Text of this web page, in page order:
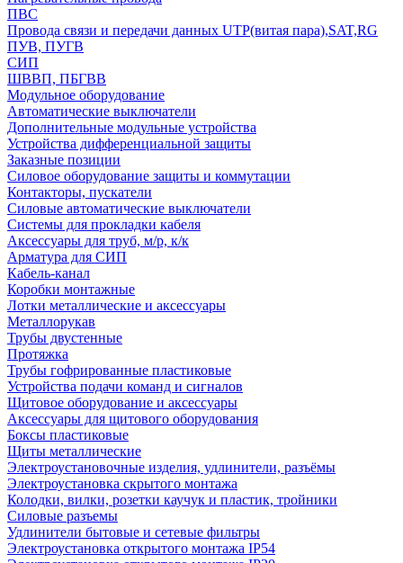
ПВС
Провода связи и передачи данных UTP(витая пара),SAT,RG
ПУВ, ПУГВ
СИП
ШВВП, ПБГВВ
Модульное оборудование
Автоматические выключатели
Дополнительные модульные устройства
Устройства дифференциальной защиты
Заказные позиции
Силовое оборудование защиты и коммутации
Контакторы, пускатели
Силовые автоматические выключатели
Системы для прокладки кабеля
Аксессуары для труб, м/р, к/к
Арматура для СИП
Кабель-канал
Коробки монтажные
Лотки металлические и аксессуары
Металлорукав
Трубы двустенные
Протяжка
Трубы гофрированные пластиковые
Устройства подачи команд и сигналов
Щитовое оборудование и аксессуары
Аксессуары для щитового оборудования
Боксы пластиковые
Щиты металлические
Электроустановочные изделия, удлинители, разъёмы
Электроустановка скрытого монтажа
Колодки, вилки, розетки каучук и пластик, тройники
Силовые разъемы
Удлинители бытовые и сетевые фильтры
Электроустановка открытого монтажа IP54